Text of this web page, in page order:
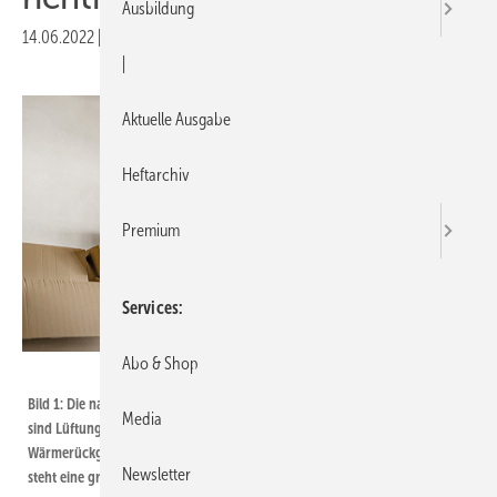
14.06.2022
Bild 1: Die nachhaltigste Methode, Klassenräume ausreichend zu ­lüften,
sind Lüftungsanlagen mit reinem ­Außenluftbetrieb und
Wärmerückgewinnung. Für die schnelle und ­kostengünstige Nachrüstung
steht eine große Auswahl an Geräten zur Verfügung.
Ausbildung
Aktuelle Ausgabe
Heftarchiv
Premium
Services
Abo & Shop
Media
Newsletter